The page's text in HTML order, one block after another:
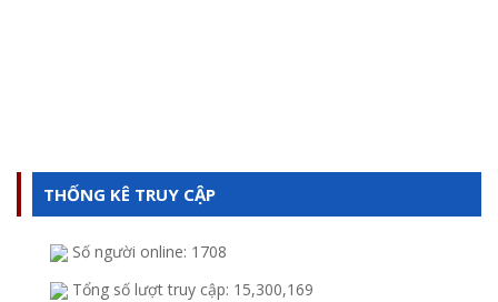
THỐNG KÊ TRUY CẬP
Số người online: 1708
Tổng số lượt truy cập: 15,300,169